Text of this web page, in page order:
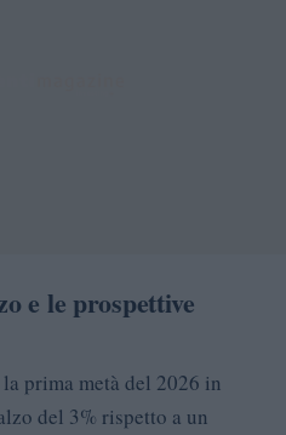
e le prospettive
prima metà del 2026 in
del 3% rispetto a un